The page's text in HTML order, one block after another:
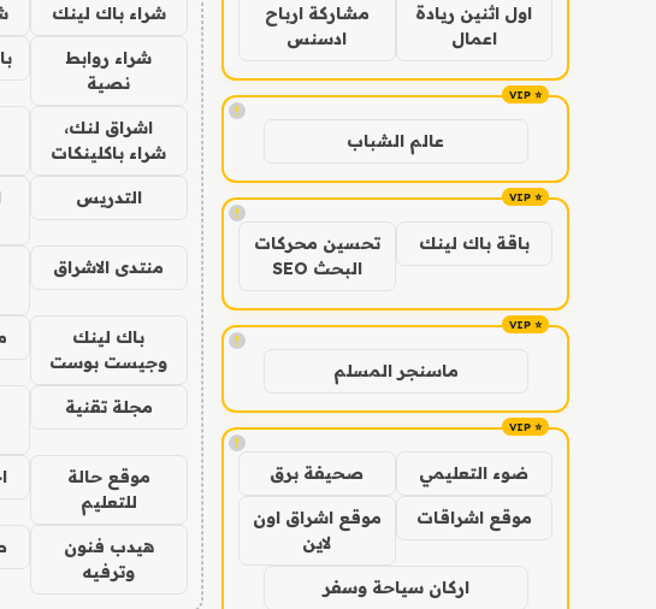
اول اثنين ريادة
اعمال
مشاركة ارباح
ادسنس
!
عالم الشباب
!
باقة باك لينك
تحسين محركات
البحث SEO
!
ماسنجر المسلم
!
ضوء التعليمي صحيفة برق
موقع اشراقات
موقع اشراق اون
لاين
اركان سياحة وسفر
شراء باك لينك
شراء روابط
نصية
اشراق لنك،
شراء باكلينكات
التدريس
منتدى الاشراق
باك لينك
وجيست بوست
مجلة تقنية
موقع حالة
للتعليم
هيدب فنون
وترفيه